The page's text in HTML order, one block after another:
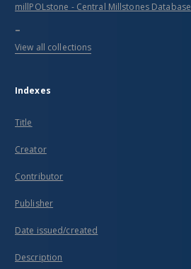
millPOLstone - Central Millstones Database
...
View all collections
Indexes
Title
Creator
Contributor
Publisher
Date issued/created
Description